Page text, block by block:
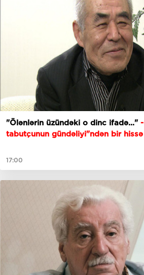
"Ölənlərin üzündəki o dinc ifadə..." - "Buddist
tabutçunun gündəliyi"ndən bir hissə
17:00